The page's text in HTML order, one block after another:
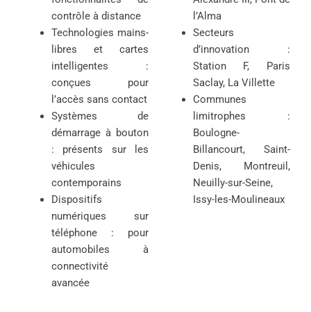
contrôle à distance
Technologies mains-
libres et cartes
intelligentes :
conçues pour
l’accès sans contact
Systèmes de
démarrage à bouton
: présents sur les
véhicules
contemporains
Dispositifs
numériques sur
téléphone : pour
automobiles à
connectivité
avancée
l’Alma
Secteurs
d’innovation :
Station F, Paris
Saclay, La Villette
Communes
limitrophes :
Boulogne-
Billancourt, Saint-
Denis, Montreuil,
Neuilly-sur-Seine,
Issy-les-Moulineaux